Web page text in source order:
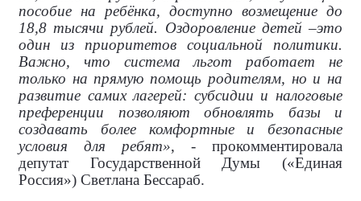
пособие на ребёнка, доступно возмещение до
18,8 тысячи рублей. Оздоровление детей –это
один из приоритетов социальной политики.
Важно, что система льгот работает не
только на прямую помощь родителям, но и на
развитие самих лагерей: субсидии и налоговые
преференции позволяют обновлять базы и
создавать более комфортные и безопасные
условия для ребят», - прокомментировала
депутат Государственной Думы («Единая
Россия») Светлана Бессараб.